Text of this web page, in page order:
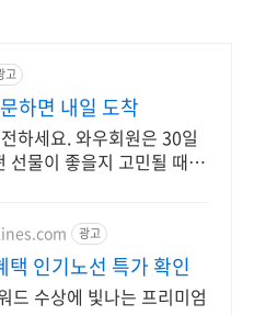
고
하면 내일 도착
하세요. 와우회원은 30일
물이 좋을지 고민될 때 쿠
광고
택 인기노선 특가 확인
드 수상에 빛나는 프리미엄